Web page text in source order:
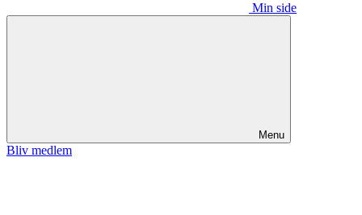
Min side
Menu
Bliv medlem